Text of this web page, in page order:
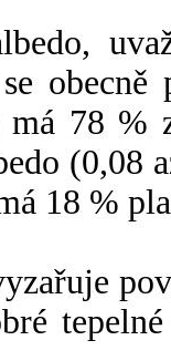
78 %
(0,08
18 %